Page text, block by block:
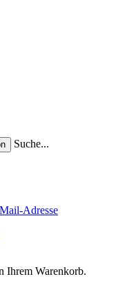
Suche...
Ihrem Warenkorb.